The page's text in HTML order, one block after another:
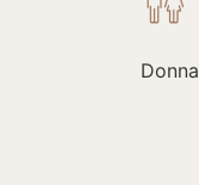
Donna